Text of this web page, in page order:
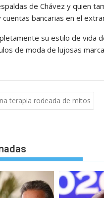
de Chávez y quien
bancarias en el
su estilo de vida
de moda de lujosas
terapia rodeada de mitos